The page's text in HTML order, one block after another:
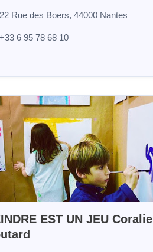
22 Rue des Boers, 44000 Nantes
+33 6 95 78 68 10
EST UN JEU Coralie